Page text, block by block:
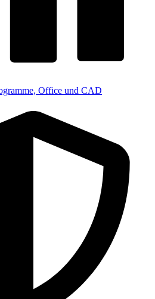
Office und CAD